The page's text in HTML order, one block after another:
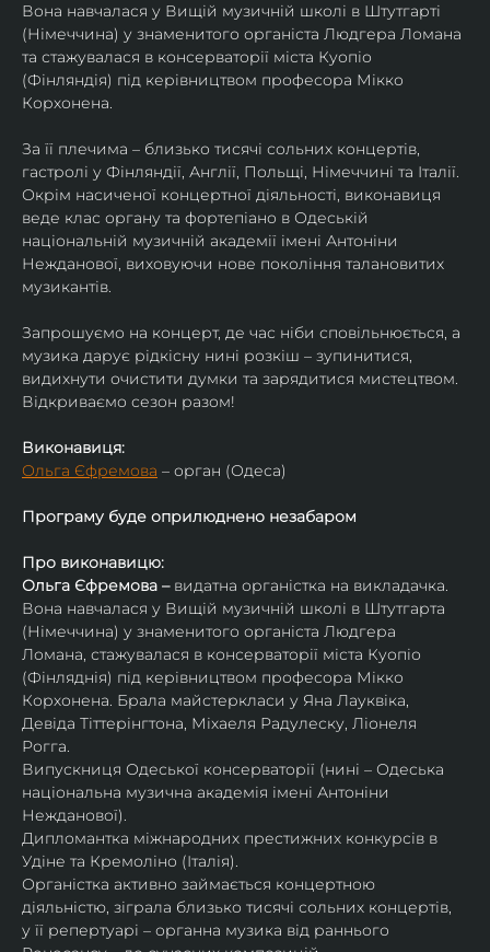
Вона навчалася у Вищій музичній школі в Штутгарті
(Німеччина) у знаменитого органіста Людгера Ломана
та стажувалася в консерваторії міста Куопіо
(Фінляндія) під керівництвом професора Мікко
Корхонена.
За її плечима – близько тисячі сольних концертів,
гастролі у Фінляндії, Англії, Польщі, Німеччині та Італії.
Окрім насиченої концертної діяльності, виконавиця
веде клас органу та фортепіано в Одеській
національній музичній академії імені Антоніни
Нежданової, виховуючи нове покоління талановитих
музикантів.
Запрошуємо на концерт, де час ніби сповільнюється, а
музика дарує рідкісну нині розкіш – зупинитися,
видихнути очистити думки та зарядитися мистецтвом.
Відкриваємо сезон разом!
Виконавиця:
Ольга Єфремова – орган (Одеса)
Програму буде оприлюднено незабаром
Про виконавицю:
Ольга Єфремова – видатна органістка на викладачка.
Вона навчалася у Вищій музичній школі в Штутгарта
(Німеччина) у знаменитого органіста Людгера
Ломана, стажувалася в консерваторії міста Куопіо
(Фінляднія) під керівництвом професора Мікко
Корхонена. Брала майстеркласи у Яна Лауквіка,
Девіда Тіттерінгтона, Міхаеля Радулеску, Ліонеля
Рогга.
Випускниця Одеської консерваторії (нині – Одеська
національна музична академія імені Антоніни
Нежданової).
Дипломантка міжнародних престижних конкурсів в
Удіне та Кремоліно (Італія).
Органістка активно займається концертною
діяльністю, зіграла близько тисячі сольних концертів,
у її репертуарі – органна музика від раннього